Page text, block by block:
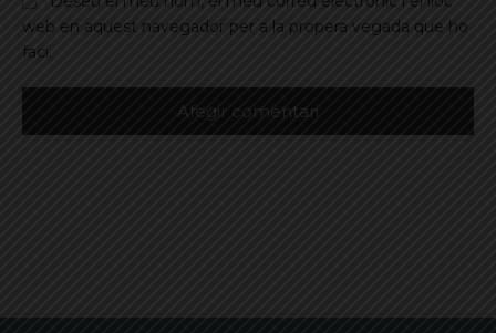
web en aquest navegador per a la propera vegada que ho
faci.